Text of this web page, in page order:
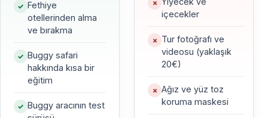
— Güvenliği ön planda tutan profesyonel rehberlik
— Hem macera arayanlara hem ilk kez deneyeceklere
uygun
Buggy Safari Deneyimi Detayları
Fethiye
otellerinden alma
ve bırakma
Buggy safari
hakkında kısa bir
eğitim
Buggy aracının test
içecekler
Tur fotoğrafı ve
videosu (yaklaşık
20€)
Ağız ve yüz toz
koruma maskesi